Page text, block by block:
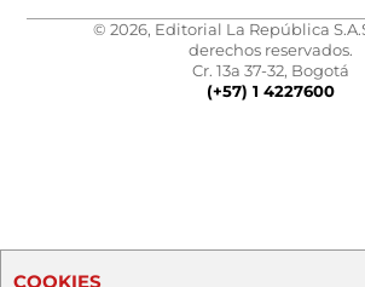
© 2026, Editorial La República
derechos reservados.
Cr. 13a 37-32, Bogotá
(+57) 1 4227600
COOKIES